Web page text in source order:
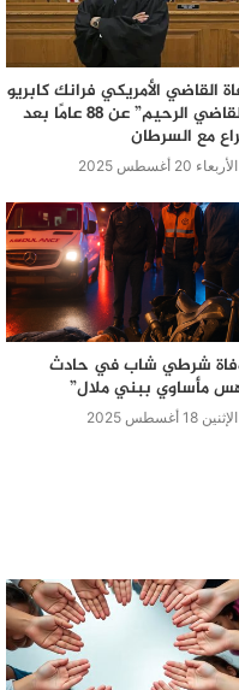
القاضي الأمريكي فرانك كابريو
“القاضي الرحيم” عن 88 عامًا بعد
مع السرطان
الأربعاء 20 أغسطس 2025
شرطي شاب في حادث
مأساوي ببني ملال”
الإثنين 18 أغسطس 2025